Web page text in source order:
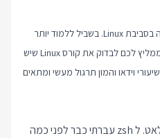
פוסט זה כולל טיפ קצר על כלי עבודה בסביבת Linux. בשביל ללמוד יותר
קורס Linux
שיש
לנו כאן באתר. הקורס כולל מעל 50 שיעורי וידאו והמון תרגול מעשי ומתאים
לפעמים יתרונות קטנים מתגלים לאט. ל zsh עברתי כבר לפני כמה